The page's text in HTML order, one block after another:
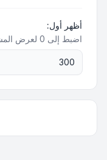
أظهر أول:
اضبط إلى 0 لعرض المشاركة كاملة.